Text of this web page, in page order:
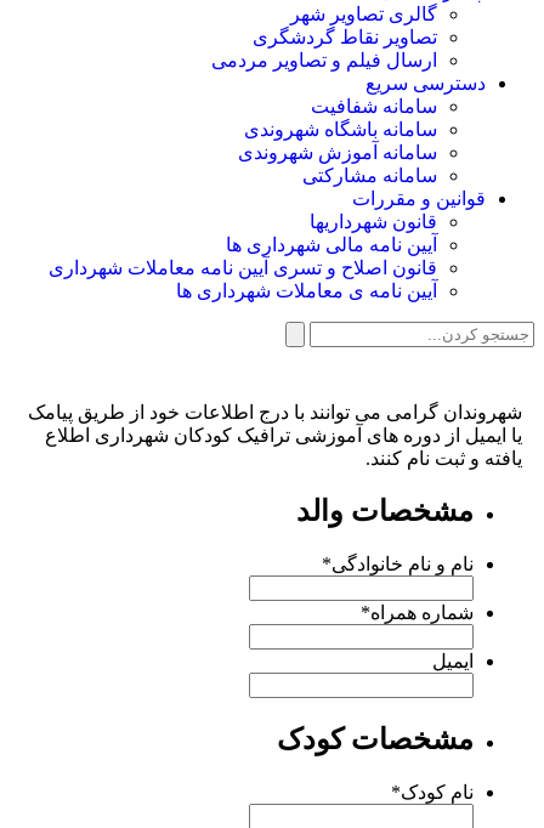
گالری تصاویر شهر
تصاویر نقاط گردشگری
ارسال فیلم و تصاویر مردمی
دسترسی سریع
سامانه شفافیت
سامانه باشگاه شهروندی
سامانه آموزش شهروندی
سامانه مشارکتی
قوانین و مقررات
قانون شهرداریها
آیین نامه مالی شهرداری ها
قانون اصلاح و تسری آیین نامه معاملات شهرداری
آیین نامه ی معاملات شهرداری ها
شهروندان گرامی می توانند با درج اطلاعات خود از طریق پیامک
یا ایمیل از دوره های آموزشی ترافیک کودکان شهرداری اطلاع
یافته و ثبت نام کنند.
مشخصات والد
نام و نام خانوادگی*
شماره همراه*
ایمیل
مشخصات کودک
نام کودک*